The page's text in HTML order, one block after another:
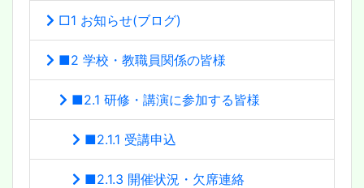
□1 お知らせ(ブログ)
■2 学校・教職員関係の皆様
■2.1 研修・講演に参加する皆様
■2.1.1 受講申込
■2.1.3 開催状況・欠席連絡